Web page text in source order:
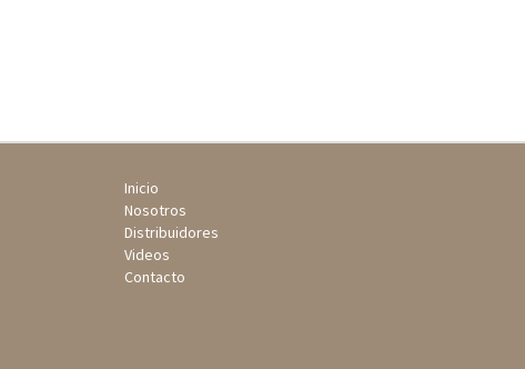
Inicio
Nosotros
Distribuidores
Videos
Contacto